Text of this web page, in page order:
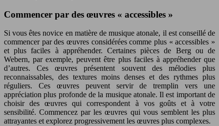
Commencer par des œuvres « accessibles »
Si vous êtes novice en matière de musique atonale, il est conseillé de
commencer par des œuvres considérées comme plus « accessibles »
et plus faciles à appréhender. Certaines pièces de Berg ou de
Webern, par exemple, peuvent être plus faciles à appréhender que
d’autres. Ces œuvres présentent souvent des mélodies plus
reconnaissables, des textures moins denses et des rythmes plus
réguliers. Ces œuvres peuvent servir de tremplin vers une
appréciation plus profonde de la musique atonale. Il est important de
choisir des œuvres qui correspondent à vos goûts et à votre
sensibilité. Commencez par les œuvres qui vous semblent les plus
attrayantes et explorez progressivement les œuvres plus complexes.